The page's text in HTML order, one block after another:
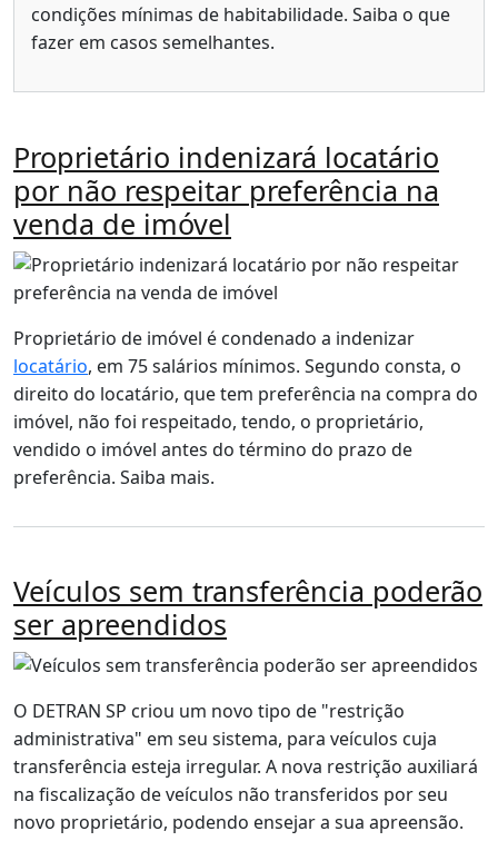
condições mínimas de habitabilidade. Saiba o que
fazer em casos semelhantes.
Proprietário indenizará locatário
por não respeitar preferência na
venda de imóvel
Proprietário de imóvel é condenado a indenizar
locatário, em 75 salários mínimos. Segundo consta, o
direito do locatário, que tem preferência na compra do
imóvel, não foi respeitado, tendo, o proprietário,
vendido o imóvel antes do término do prazo de
preferência. Saiba mais.
Veículos sem transferência poderão
ser apreendidos
O DETRAN SP criou um novo tipo de "restrição
administrativa" em seu sistema, para veículos cuja
transferência esteja irregular. A nova restrição auxiliará
na fiscalização de veículos não transferidos por seu
novo proprietário, podendo ensejar a sua apreensão.